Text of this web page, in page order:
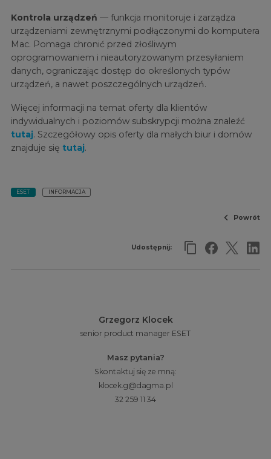
Kontrola urządzeń — funkcja monitoruje i zarządza
urządzeniami zewnętrznymi podłączonymi do komputera
Mac. Pomaga chronić przed złośliwym
oprogramowaniem i nieautoryzowanym przesyłaniem
danych, ograniczając dostęp do określonych typów
urządzeń, a nawet poszczególnych urządzeń.
Więcej informacji na temat oferty dla klientów
indywidualnych i poziomów subskrypcji można znaleźć
tutaj. Szczegółowy opis oferty dla małych biur i domów
znajduje się tutaj.
ESET INFORMACJA
Powrót
Udostępnij:
Grzegorz Klocek
senior product manager ESET
Masz pytania?
Skontaktuj się ze mną:
klocek.g@dagma.pl
32 259 11 34